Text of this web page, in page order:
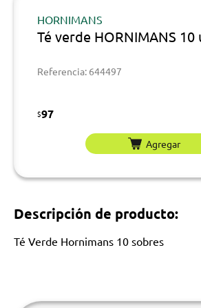
HORNIMANS
Té verde HORNIMANS 10
Referencia: 644497
$97
Agregar
Descripción de producto:
Té Verde Hornimans 10 sobres